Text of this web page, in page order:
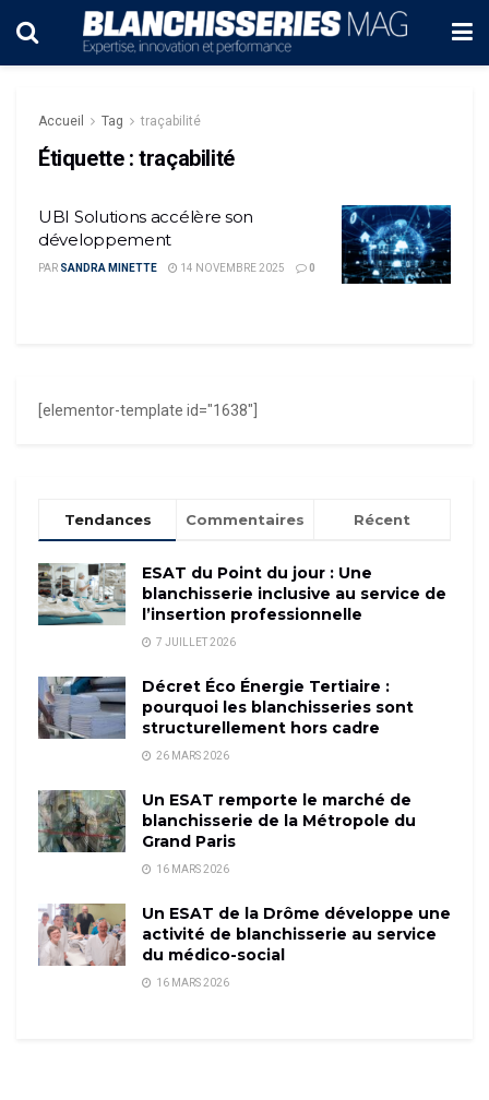
Accueil Tag traçabilité
Étiquette :traçabilité
UBI Solutions accélère son
développement
PAR SANDRA MINETTE 14 NOVEMBRE 2025 0
[elementor-template id="1638"]
Tendances Commentaires Récent
ESAT du Point du jour : Une
blanchisserie inclusive au service de
l’insertion professionnelle
7 JUILLET 2026
Décret Éco Énergie Tertiaire :
pourquoi les blanchisseries sont
structurellement hors cadre
26 MARS 2026
Un ESAT remporte le marché de
blanchisserie de la Métropole du
Grand Paris
16 MARS 2026
Un ESAT de la Drôme développe une
activité de blanchisserie au service
du médico-social
16 MARS 2026